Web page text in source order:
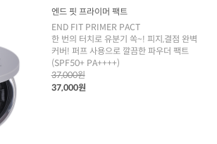
엔드 핏 프라이머 팩트
END FIT PRIMER PACT
한 번의 터치로 유분기 쏙~! 피지,결점 완벽
커버! 퍼프 사용으로 깔끔한 파우더 팩트
(SPF50+ PA++++)
37,000원
37,000원